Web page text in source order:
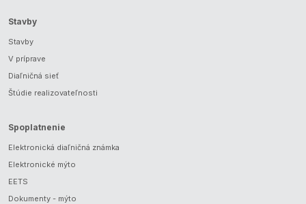
Stavby
Stavby
V príprave
Diaľničná sieť
Štúdie realizovateľnosti
Spoplatnenie
Elektronická diaľničná známka
Elektronické mýto
EETS
Dokumenty - mýto